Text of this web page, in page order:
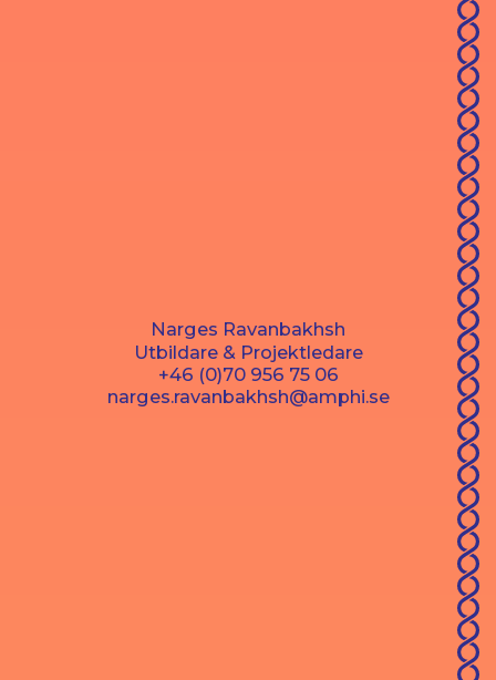
Narges Ravanbakhsh
Utbildare & Projektledare
+46 (0)70 956 75 06
narges.ravanbakhsh@amphi.se